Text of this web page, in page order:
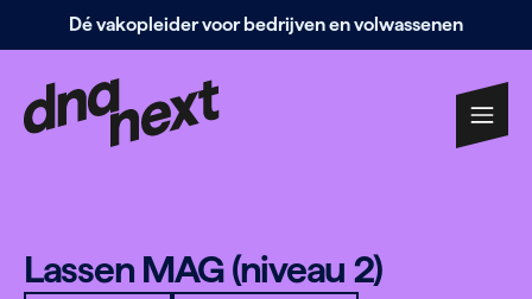
Navigatie
Dé vakopleider voor bedrijven en volwassenen
Lassen MAG (niveau 2)